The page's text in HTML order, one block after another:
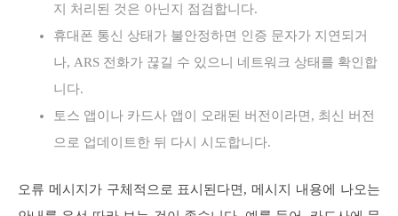
지 처리된 것은 아닌지 점검합니다.
휴대폰 통신 상태가 불안정하면 인증 문자가 지연되거
나, ARS 전화가 끊길 수 있으니 네트워크 상태를 확인합
니다.
토스 앱이나 카드사 앱이 오래된 버전이라면, 최신 버전
으로 업데이트한 뒤 다시 시도합니다.
오류 메시지가 구체적으로 표시된다면, 메시지 내용에 나오는